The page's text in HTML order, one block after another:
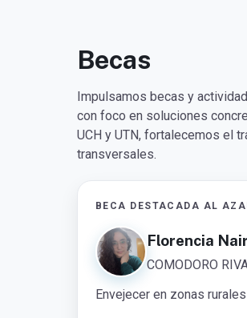
Becas
Impulsamos becas y
con foco en soluciones
UCH y UTN, fortalecemos el
transversales.
BECA DESTACADA AL
Florencia
COMODORO
Envejecer en zonas